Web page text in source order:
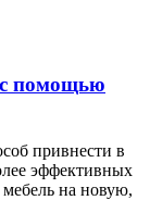
с помощью
привнести в
эффективных
на новую,